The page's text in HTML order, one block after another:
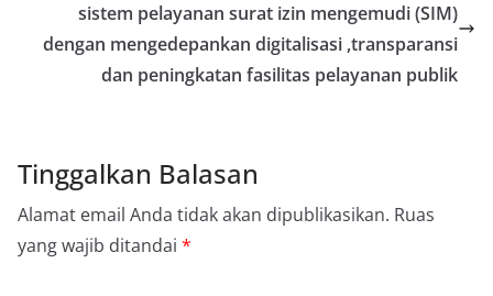
sistem pelayanan surat izin mengemudi (SIM)
dengan mengedepankan digitalisasi ,transparansi
dan peningkatan fasilitas pelayanan publik
Tinggalkan Balasan
Alamat email Anda tidak akan dipublikasikan. Ruas
yang wajib ditandai *